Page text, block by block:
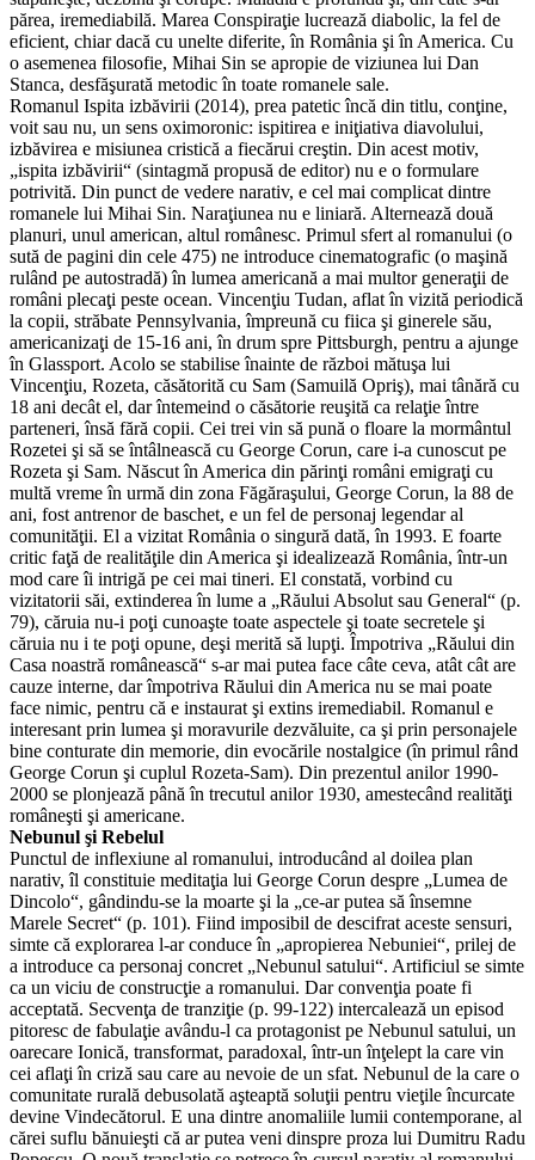
părea, iremediabilă. Marea Conspiraţie lucrează diabolic, la fel de
eficient, chiar dacă cu unelte diferite, în România şi în America. Cu
o asemenea filosofie, Mihai Sin se apropie de viziunea lui Dan
Stanca, desfăşurată metodic în toate romanele sale.
Romanul Ispita izbăvirii (2014), prea patetic încă din titlu, conţine,
voit sau nu, un sens oximoronic: ispitirea e iniţiativa diavolului,
izbăvirea e misiunea cristică a fiecărui creştin. Din acest motiv,
„ispita izbăvirii“ (sintagmă propusă de editor) nu e o formulare
potrivită. Din punct de vedere narativ, e cel mai complicat dintre
romanele lui Mihai Sin. Naraţiunea nu e liniară. Alternează două
planuri, unul american, altul românesc. Primul sfert al romanului (o
sută de pagini din cele 475) ne introduce cinematografic (o maşină
rulând pe autostradă) în lumea americană a mai multor generaţii de
români plecaţi peste ocean. Vincenţiu Tudan, aflat în vizită periodică
la copii, străbate Pennsylvania, împreună cu fiica şi ginerele său,
americanizaţi de 15-16 ani, în drum spre Pittsburgh, pentru a ajunge
în Glassport. Acolo se stabilise înainte de război mătuşa lui
Vincenţiu, Rozeta, căsătorită cu Sam (Samuilă Opriş), mai tânără cu
18 ani decât el, dar întemeind o căsătorie reuşită ca relaţie între
parteneri, însă fără copii. Cei trei vin să pună o floare la mormântul
Rozetei şi să se întâlnească cu George Corun, care i-a cunoscut pe
Rozeta şi Sam. Născut în America din părinţi români emigraţi cu
multă vreme în urmă din zona Făgăraşului, George Corun, la 88 de
ani, fost antrenor de baschet, e un fel de personaj legendar al
comunităţii. El a vizitat România o singură dată, în 1993. E foarte
critic faţă de realităţile din America şi idealizează România, într-un
mod care îi intrigă pe cei mai tineri. El constată, vorbind cu
vizitatorii săi, extinderea în lume a „Răului Absolut sau General“ (p.
79), căruia nu-i poţi cunoaşte toate aspectele şi toate secretele şi
căruia nu i te poţi opune, deşi merită să lupţi. Împotriva „Răului din
Casa noastră românească“ s-ar mai putea face câte ceva, atât cât are
cauze interne, dar împotriva Răului din America nu se mai poate
face nimic, pentru că e instaurat şi extins iremediabil. Romanul e
interesant prin lumea şi moravurile dezvăluite, ca şi prin personajele
bine conturate din memorie, din evocările nostalgice (în primul rând
George Corun şi cuplul Rozeta-Sam). Din prezentul anilor 1990-
2000 se plonjează până în trecutul anilor 1930, amestecând realităţi
româneşti şi americane.
Nebunul şi Rebelul
Punctul de inflexiune al romanului, introducând al doilea plan
narativ, îl constituie meditaţia lui George Corun despre „Lumea de
Dincolo“, gândindu-se la moarte şi la „ce-ar putea să însemne
Marele Secret“ (p. 101). Fiind imposibil de descifrat aceste sensuri,
simte că explorarea l-ar conduce în „apropierea Nebuniei“, prilej de
a introduce ca personaj concret „Nebunul satului“. Artificiul se simte
ca un viciu de construcţie a romanului. Dar convenţia poate fi
acceptată. Secvenţa de tranziţie (p. 99-122) intercalează un episod
pitoresc de fabulaţie avându-l ca protagonist pe Nebunul satului, un
oarecare Ionică, transformat, paradoxal, într-un înţelept la care vin
cei aflaţi în criză sau care au nevoie de un sfat. Nebunul de la care o
comunitate rurală debusolată aşteaptă soluţii pentru vieţile încurcate
devine Vindecătorul. E una dintre anomaliile lumii contemporane, al
cărei suflu bănuieşti că ar putea veni dinspre proza lui Dumitru Radu